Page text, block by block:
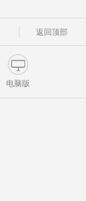
返回顶部
电脑版